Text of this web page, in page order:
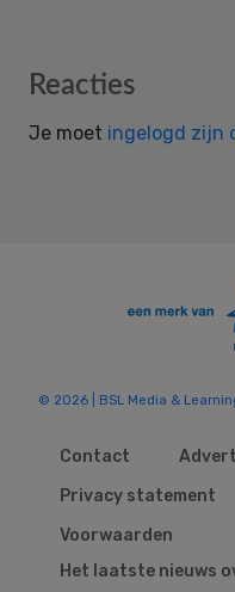
Reader
Reacties
Je moet ingelogd zijn
© 2026 | BSL Media &
Contact
Privacy statement
Voorwaarden
Het laatste nieuws